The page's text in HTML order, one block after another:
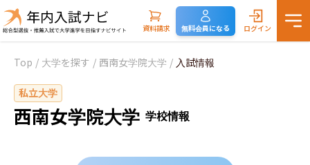
資料請求 無料会員になる ログイン
Top / 大学を探す / 西南女学院大学 / 入試情報
私立大学
西南女学院大学 学校情報